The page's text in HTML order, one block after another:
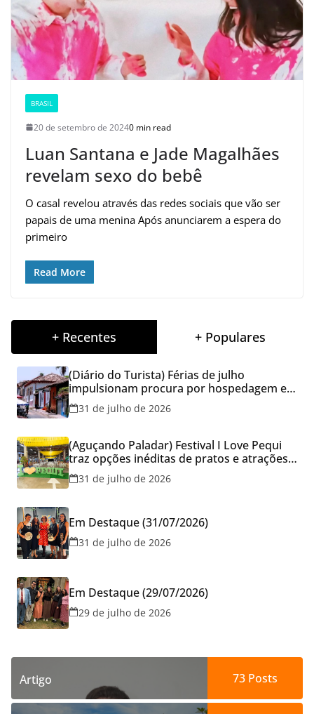
BRASIL
20 de setembro de 20240 min read
Luan Santana e Jade Magalhães
revelam sexo do bebê
O casal revelou através das redes sociais que vão ser
papais de uma menina Após anunciarem a espera do
primeiro
Read More
+ Recentes + Populares
(Diário do Turista) Férias de julho
impulsionam procura por hospedagem em
Goiás e reforçam cuidados na hora de
reservar viagens
31 de julho de 2026
(Aguçando Paladar) Festival I Love Pequi
traz opções inéditas de pratos e atrações
gratuitas no fim de semana dos Pais em
Goiânia
31 de julho de 2026
Em Destaque (31/07/2026)
31 de julho de 2026
Em Destaque (29/07/2026)
29 de julho de 2026
Artigo 73 Posts